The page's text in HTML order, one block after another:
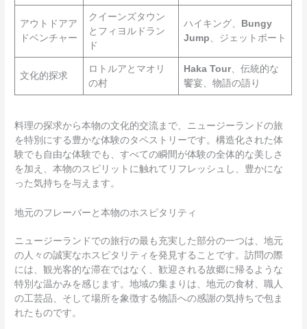
アウトドアア
ドベンチャー
クイーンズタウン
とフィヨルドラン
ド
ハイキング、
Bungy
Jump 、ジェットボート
文化的探求
ロトルアとマオリ
の村
Haka Tour、伝統的な
饗宴、物語の語り
料理の探求から本物の文化的交流まで、ニュージーランドの旅
を特別にする豊かな体験のタペストリーです。構造化された体
験でも自由な体験でも、すべての瞬間が体験の全体的な美しさ
を加え、本物のスピリットに触れてリフレッシュし、豊かにな
った気持ちを与えます。
地元のフレーバーと本物のホスピタリティ
ニュージーランドでの旅行の最も充実した部分の一つは、地元
の人々の誠実なホスピタリティを発見することです。訪問の際
には、観光客的な滞在ではなく、歓迎される故郷に帰るような
特別な温かみを感じます。地域の集まりは、地元の食材、職人
の工芸品、そして場所を象徴する物語への感謝の気持ちで包ま
れたものです。